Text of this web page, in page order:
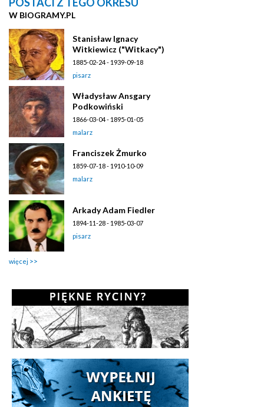
W BIOGRAMY.PL
Stanisław Ignacy
Witkiewicz ("Witkacy")
1885-02-24 - 1939-09-18
pisarz
Władysław Ansgary
Podkowiński
1866-03-04 - 1895-01-05
malarz
Franciszek Żmurko
1859-07-18 - 1910-10-09
malarz
Arkady Adam Fiedler
1894-11-28 - 1985-03-07
pisarz
więcej